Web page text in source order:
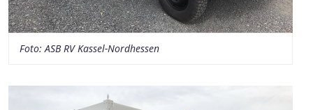
Foto: ASB RV Kassel-Nordhessen